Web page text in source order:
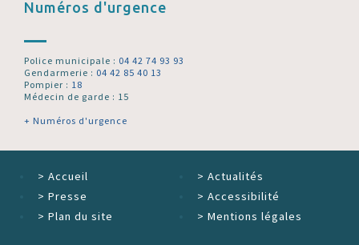
Numéros d'urgence
Police municipale : 04 42 74 93 93
Gendarmerie : 04 42 85 40 13
Pompier : 18
Médecin de garde : 15
+ Numéros d'urgence
> Accueil > Actualités
> Presse > Accessibilité
> Plan du site > Mentions légales